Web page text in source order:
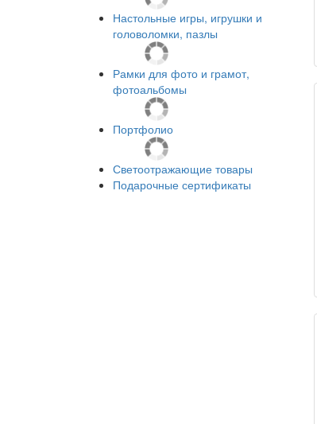
Настольные игры, игрушки и
головоломки, пазлы
Рамки для фото и грамот,
фотоальбомы
Портфолио
Светоотражающие товары
Подарочные сертификаты